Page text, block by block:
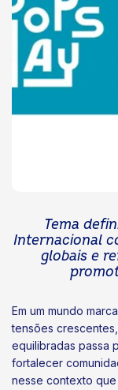
Tema
Internacional
globais e
Em um mundo
tensões
equilibradas passa
fortalecer
nesse contexto